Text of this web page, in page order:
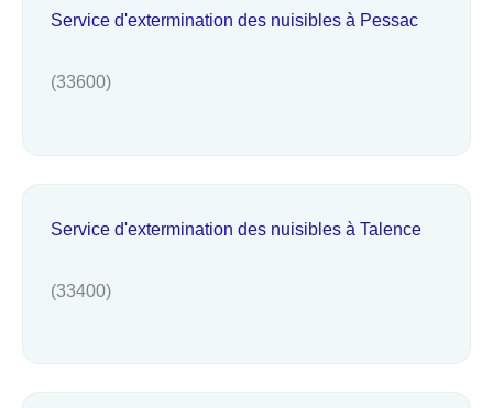
Service d'extermination des nuisibles à Pessac
(33600)
Service d'extermination des nuisibles à Talence
(33400)